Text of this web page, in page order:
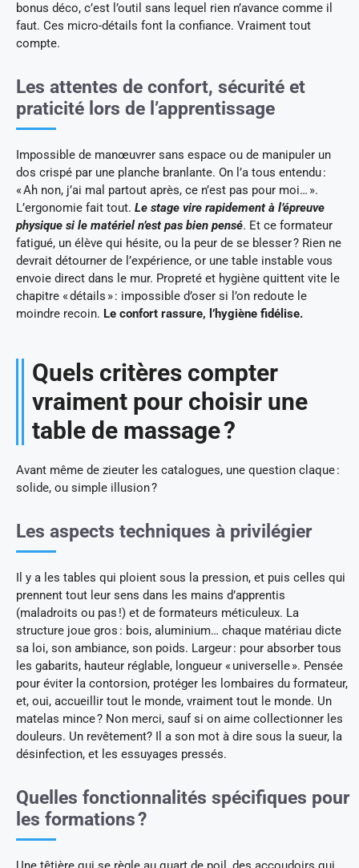
bonus déco, c’est l’outil sans lequel rien n’avance comme il
faut. Ces micro-détails font la confiance. Vraiment tout
compte.
Les attentes de confort, sécurité et
praticité lors de l’apprentissage
Impossible de manœuvrer sans espace ou de manipuler un
dos crispé par une planche branlante. On l’a tous entendu :
« Ah non, j’ai mal partout après, ce n’est pas pour moi… ».
L’ergonomie fait tout. Le stage vire rapidement à l’épreuve
physique si le matériel n’est pas bien pensé. Et ce formateur
fatigué, un élève qui hésite, ou la peur de se blesser ? Rien ne
devrait détourner de l’expérience, or une table instable vous
envoie direct dans le mur. Propreté et hygiène quittent vite le
chapitre « détails » : impossible d’oser si l’on redoute le
moindre recoin. Le confort rassure, l’hygiène fidélise.
Quels critères compter
vraiment pour choisir une
table de massage ?
Avant même de zieuter les catalogues, une question claque :
solide, ou simple illusion ?
Les aspects techniques à privilégier
Il y a les tables qui ploient sous la pression, et puis celles qui
prennent tout leur sens dans les mains d’apprentis
(maladroits ou pas !) et de formateurs méticuleux. La
structure joue gros : bois, aluminium… chaque matériau dicte
sa loi, son ambiance, son poids. Largeur : pour absorber tous
les gabarits, hauteur réglable, longueur « universelle ». Pensée
pour éviter la contorsion, protéger les lombaires du formateur,
et, oui, accueillir tout le monde, vraiment tout le monde. Un
matelas mince ? Non merci, sauf si on aime collectionner les
douleurs. Un revêtement? Il a son mot à dire sous la sueur, la
désinfection, et les essuyages pressés.
Quelles fonctionnalités spécifiques pour
les formations ?